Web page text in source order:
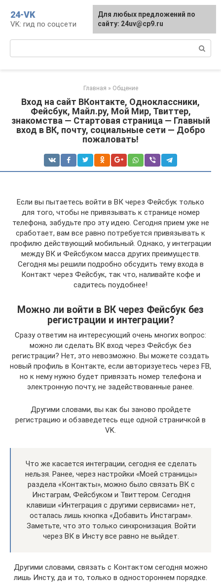
контенту
24-VK
VK: гид по соцсети
Главная » Общение
Вход на сайт ВКонтакте, Одноклассники,
Фейсбук, Майл.ру, Мой Мир, Твиттер,
знакомства — Стартовая страница — Главный
вход в ВК, почту, социальные сети — Добро
пожаловать!
Если вы пытаетесь войти в ВК через Фейсбук только
для того, чтобы не привязывать к странице номер
телефона, забудьте про эту идею. Сегодня прием уже не
сработает, вам все равно потребуется привязывать к
профилю действующий мобильный. Однако, у интеграции
между ВК и Фейсбуком масса других преимуществ.
Сегодня мы решили подробно обсудить тему входа в
Контакт через Фейсбук, так что, наливайте кофе и
садитесь поудобнее!
Можно ли войти в ВК через Фейсбук без
регистрации и интеграции?
Сразу ответим на интересующий очень многих вопрос:
можно ли сделать ВК вход через Фейсбук без
регистрации? Нет, это невозможно. Вы можете создать
новый профиль в Контакте, если авторизуетесь через FB,
но к нему нужно будет привязать номер телефона и
электронную почту, не задействованные ранее.
Другими словами, вы как бы заново пройдете
регистрацию и обзаведетесь еще одной страничкой в
VK.
Что же касается интеграции, сегодня ее сделать
нельзя. Ранее, через настройки «Моей страницы»
раздела «Контакты», можно было связать ВК с
Инстаграм, Фейсбуком и Твиттером. Сегодня
клавиши «Интеграция с другими сервисами» нет,
осталась лишь кнопка «Добавить Инстаграм».
Заметьте, что это только синхронизация. Войти
через ВК в Инсту все равно не выйдет.
Другими словами, связать с Контактом сегодня можно
лишь Инсту, да и то, только в одностороннем порядке.
Для любых предложений по
сайту: 24uv@cp9.ru